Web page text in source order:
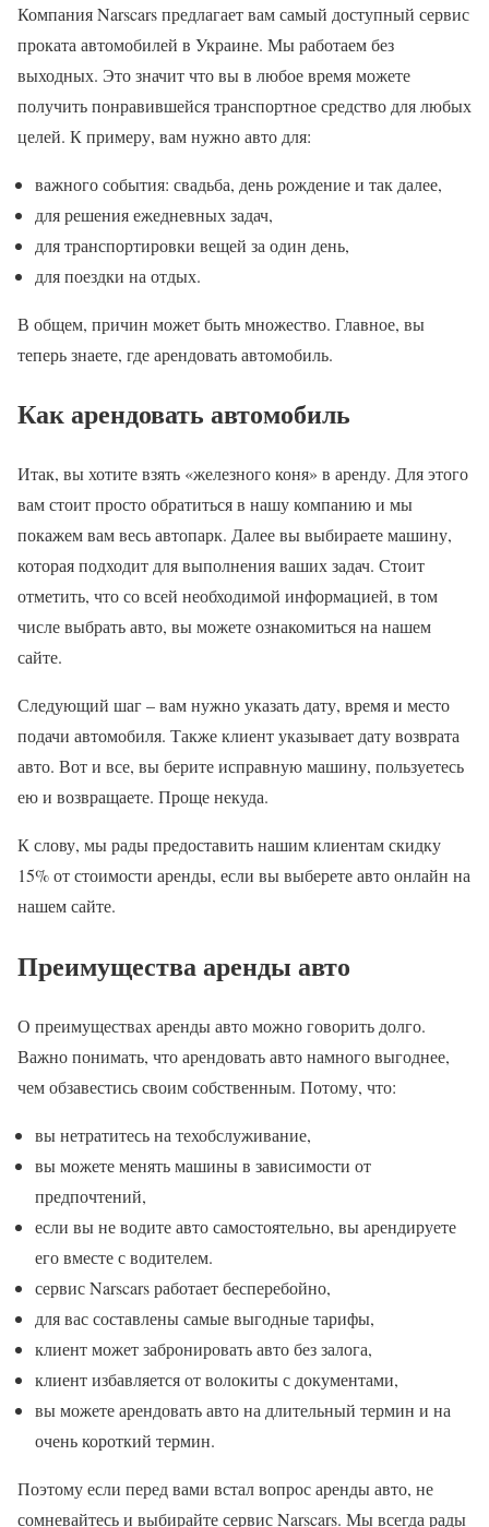
Компания Narscars предлагает вам самый доступный сервис
проката автомобилей в Украине. Мы работаем без
выходных. Это значит что вы в любое время можете
получить понравившейся транспортное средство для любых
целей. К примеру, вам нужно авто для:
важного события: свадьба, день рождение и так далее,
для решения ежедневных задач,
для транспортировки вещей за один день,
для поездки на отдых.
В общем, причин может быть множество. Главное, вы
теперь знаете, где арендовать автомобиль.
Как арендовать автомобиль
Итак, вы хотите взять «железного коня» в аренду. Для этого
вам стоит просто обратиться в нашу компанию и мы
покажем вам весь автопарк. Далее вы выбираете машину,
которая подходит для выполнения ваших задач. Стоит
отметить, что со всей необходимой информацией, в том
числе выбрать авто, вы можете ознакомиться на нашем
сайте.
Следующий шаг – вам нужно указать дату, время и место
подачи автомобиля. Также клиент указывает дату возврата
авто. Вот и все, вы берите исправную машину, пользуетесь
ею и возвращаете. Проще некуда.
К слову, мы рады предоставить нашим клиентам скидку
15% от стоимости аренды, если вы выберете авто онлайн на
нашем сайте.
Преимущества аренды авто
О преимуществах аренды авто можно говорить долго.
Важно понимать, что арендовать авто намного выгоднее,
чем обзавестись своим собственным. Потому, что:
вы нетратитесь на техобслуживание,
вы можете менять машины в зависимости от
предпочтений,
если вы не водите авто самостоятельно, вы арендируете
его вместе с водителем.
сервис Narscars работает бесперебойно,
для вас составлены самые выгодные тарифы,
клиент может забронировать авто без залога,
клиент избавляется от волокиты с документами,
вы можете арендовать авто на длительный термин и на
очень короткий термин.
Поэтому если перед вами встал вопрос аренды авто, не
сомневайтесь и выбирайте сервис Narscars. Мы всегда рады